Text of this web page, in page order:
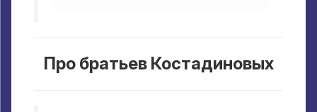
Про братьев Костадиновых